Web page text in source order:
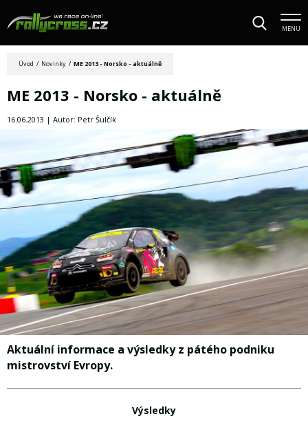
MENU
Úvod / Novinky / ME 2013 - Norsko - aktuálně
ME 2013 - Norsko - aktuálně
16.06.2013 | Autor: Petr Šulčík
Aktuální informace a výsledky z pátého podniku
mistrovství Evropy.
Výsledky